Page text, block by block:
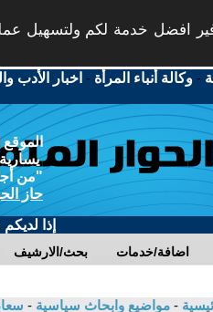
افضل خدمة لكم ولتسهيل
-وكالة أنباء المرأة - اخبار الأدب
"من
حاز
إذا
بحث/الارشيف اضافة/خدمات
- مواضيع وابحاث سياسية -